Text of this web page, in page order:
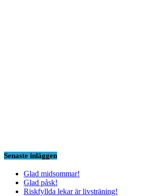
Senaste inläggen
Glad midsommar!
Glad påsk!
Riskfyllda lekar är livsträning!